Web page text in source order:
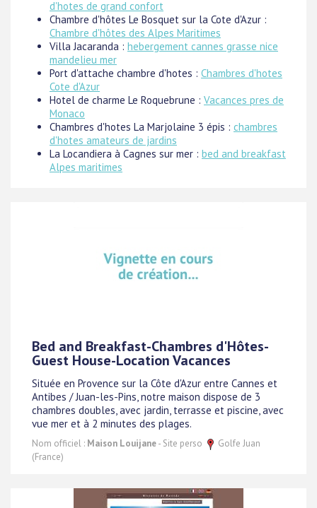
d'hotes de grand confort
Chambre d'hôtes Le Bosquet sur la Cote d'Azur :
Chambre d'hôtes des Alpes Maritimes
Villa Jacaranda : hebergement cannes grasse nice
mandelieu mer
Port d'attache chambre d'hotes : Chambres d'hotes
Cote d'Azur
Hotel de charme Le Roquebrune : Vacances pres de
Monaco
Chambres d'hotes La Marjolaine 3 épis : chambres
d'hotes amateurs de jardins
La Locandiera à Cagnes sur mer : bed and breakfast
Alpes maritimes
Bed and Breakfast-Chambres d'Hôtes-
Guest House-Location Vacances
Située en Provence sur la Côte d'Azur entre Cannes et
Antibes / Juan-les-Pins, notre maison dispose de 3
chambres doubles, avec jardin, terrasse et piscine, avec
vue mer et à 2 minutes des plages.
Nom officiel : Maison Louijane- Site perso
Golfe Juan
(France)